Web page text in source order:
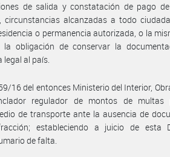
de salida y constatación de pago
circunstancias alcanzadas a todo
o permanencia autorizada, o la
la obligación de conservar la
legal al país.
16 del entonces Ministerio del Interior,
regulador de montos de
de transporte ante la ausencia de
estableciendo a juicio de esta
de falta.